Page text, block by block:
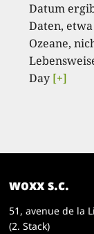
Datum
Daten,
Ozeane,
Day [+]
woxx s.c.
51, avenue de la
(2. Stack)